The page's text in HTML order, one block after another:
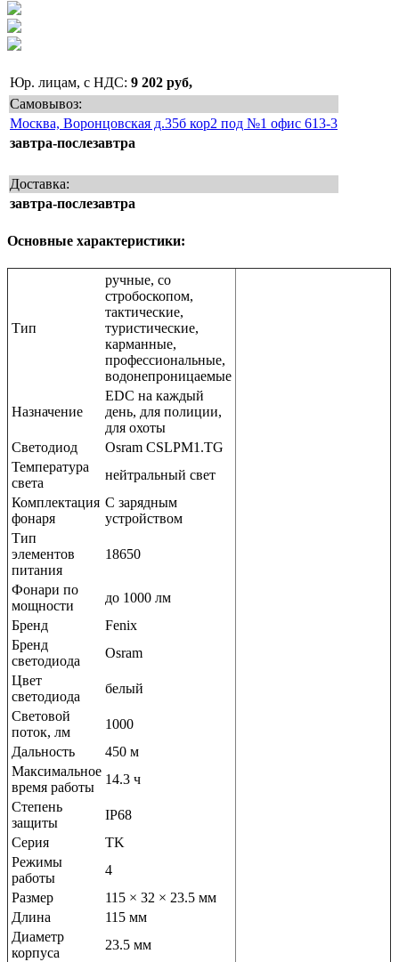
Юр. лицам, с НДС: 9 202 руб,
Самовывоз:
Москва, Воронцовская д.35б кор2 под №1 офис 613-3
завтра-послезавтра
Доставка:
завтра-послезавтра
Основные характеристики:
Тип
ручные, со
стробоскопом,
тактические,
туристические,
карманные,
профессиональные,
водонепроницаемые
Назначение
EDC на каждый
день, для полиции,
для охоты
Светодиод
Osram CSLPM1.TG
Температура
света
нейтральный свет
Комплектация
фонаря
С зарядным
устройством
Тип
элементов
питания
18650
Фонари по
мощности
до 1000 лм
Бренд
Fenix
Бренд
светодиода
Osram
Цвет
светодиода
белый
Световой
поток, лм
1000
Дальность
450 м
Максимальное
время работы
14.3 ч
Степень
защиты
IP68
Серия
TK
Режимы
работы
4
Размер
115 × 32 × 23.5 мм
Длина
115 мм
Диаметр
корпуса
23.5 мм